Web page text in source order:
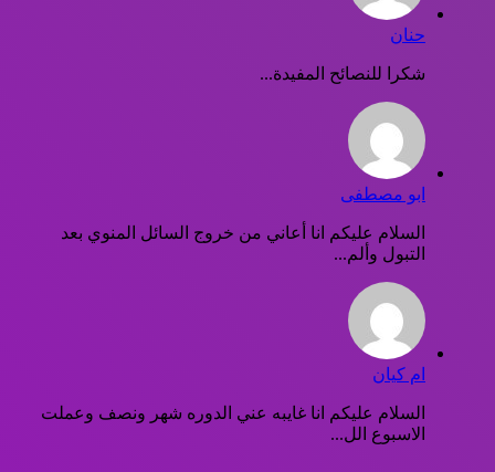
حنان
شكرا للنصائح المفيدة...
ابو مصطفى
السلام عليكم انا أعاني من خروج السائل المنوي بعد
التبول وألم...
ام كيان
السلام عليكم انا غايبه عني الدوره شهر ونصف وعملت
الاسبوع الل...